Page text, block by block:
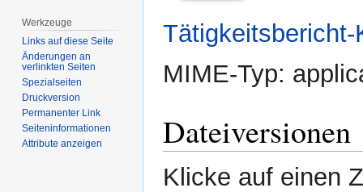
MIME-Typ:
Dateiversionen
Klicke auf einen
Werkzeuge
Links auf diese Seite
Änderungen an
verlinkten Seiten
Spezialseiten
Druckversion
Permanenter Link
Seiten­­informationen
Attribute anzeigen